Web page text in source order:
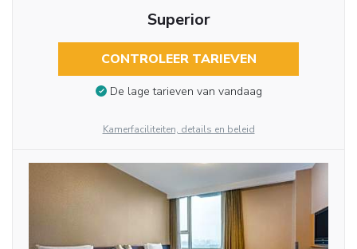
Superior
CONTROLEER TARIEVEN
De lage tarieven van vandaag
Kamerfaciliteiten, details en beleid